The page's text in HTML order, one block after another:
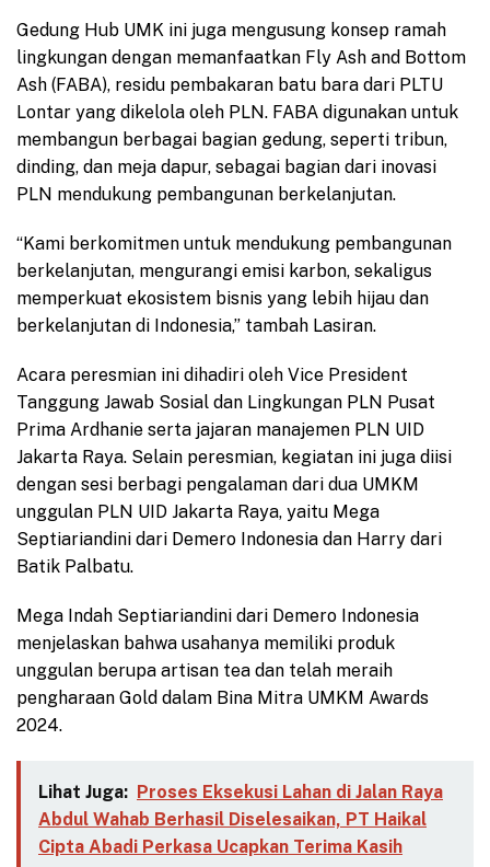
Gedung Hub UMK ini juga mengusung konsep ramah
lingkungan dengan memanfaatkan Fly Ash and Bottom
Ash (FABA), residu pembakaran batu bara dari PLTU
Lontar yang dikelola oleh PLN. FABA digunakan untuk
membangun berbagai bagian gedung, seperti tribun,
dinding, dan meja dapur, sebagai bagian dari inovasi
PLN mendukung pembangunan berkelanjutan.
“Kami berkomitmen untuk mendukung pembangunan
berkelanjutan, mengurangi emisi karbon, sekaligus
memperkuat ekosistem bisnis yang lebih hijau dan
berkelanjutan di Indonesia,” tambah Lasiran.
Acara peresmian ini dihadiri oleh Vice President
Tanggung Jawab Sosial dan Lingkungan PLN Pusat
Prima Ardhanie serta jajaran manajemen PLN UID
Jakarta Raya. Selain peresmian, kegiatan ini juga diisi
dengan sesi berbagi pengalaman dari dua UMKM
unggulan PLN UID Jakarta Raya, yaitu Mega
Septiariandini dari Demero Indonesia dan Harry dari
Batik Palbatu.
Mega Indah Septiariandini dari Demero Indonesia
menjelaskan bahwa usahanya memiliki produk
unggulan berupa artisan tea dan telah meraih
pengharaan Gold dalam Bina Mitra UMKM Awards
2024.
Lihat Juga: Proses Eksekusi Lahan di Jalan Raya
Abdul Wahab Berhasil Diselesaikan, PT Haikal
Cipta Abadi Perkasa Ucapkan Terima Kasih